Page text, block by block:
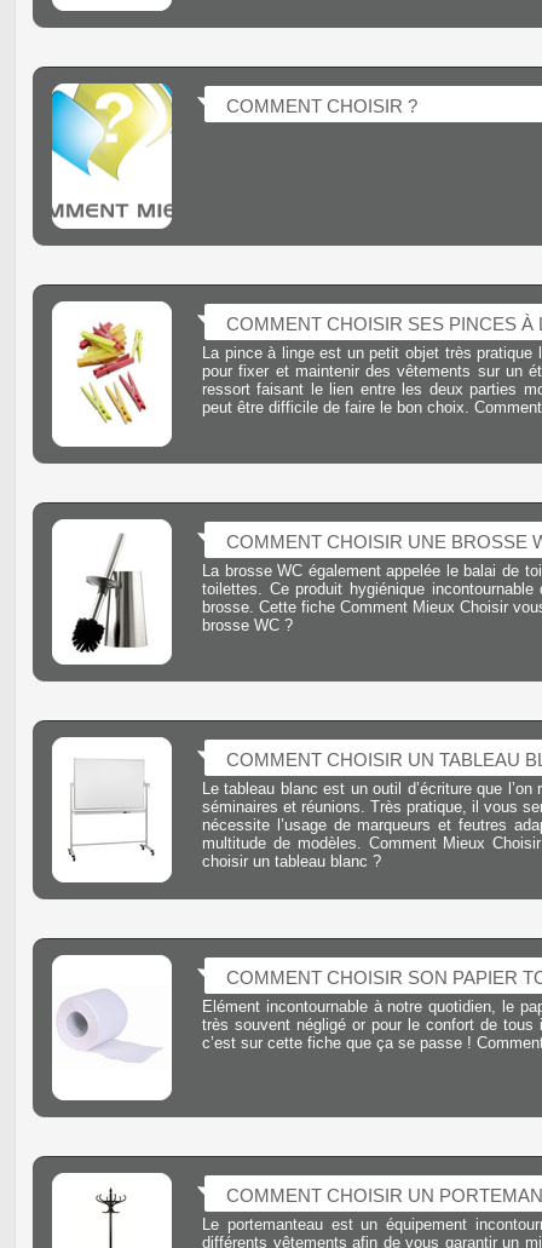
COMMENT CHOISIR ?
COMMENT CHOISIR SES PINCES À
La pince à linge est un petit objet très
pour fixer et maintenir des vêtements sur un
ressort faisant le lien entre les deux parties
peut être difficile de faire le bon choix.
COMMENT CHOISIR UNE BROSSE
La brosse WC également appelée le balai de
toilettes. Ce produit hygiénique
brosse. Cette fiche Comment Mieux Choisir
brosse WC ?
COMMENT CHOISIR UN TABLEAU
Le tableau blanc est un outil d’écriture que
séminaires et réunions. Très pratique, il vous
nécessite l’usage de marqueurs et feutres
multitude de modèles. Comment Mieux
choisir un tableau blanc ?
COMMENT CHOISIR SON PAPIER
Elément incontournable à notre quotidien, le
très souvent négligé or pour le confort de
c’est sur cette fiche que ça se passe !
COMMENT CHOISIR UN
Le portemanteau est un équipement
différents vêtements afin de vous garantir un